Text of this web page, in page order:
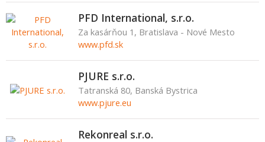
PFD International, s.r.o.
Za kasárňou 1, Bratislava - Nové Mesto
www.pfd.sk
PJURE s.r.o.
Tatranská 80, Banská Bystrica
www.pjure.eu
Rekonreal s.r.o.